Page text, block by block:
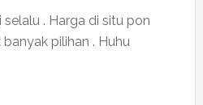
selalu . Harga di situ pon
banyak pilihan . Huhu